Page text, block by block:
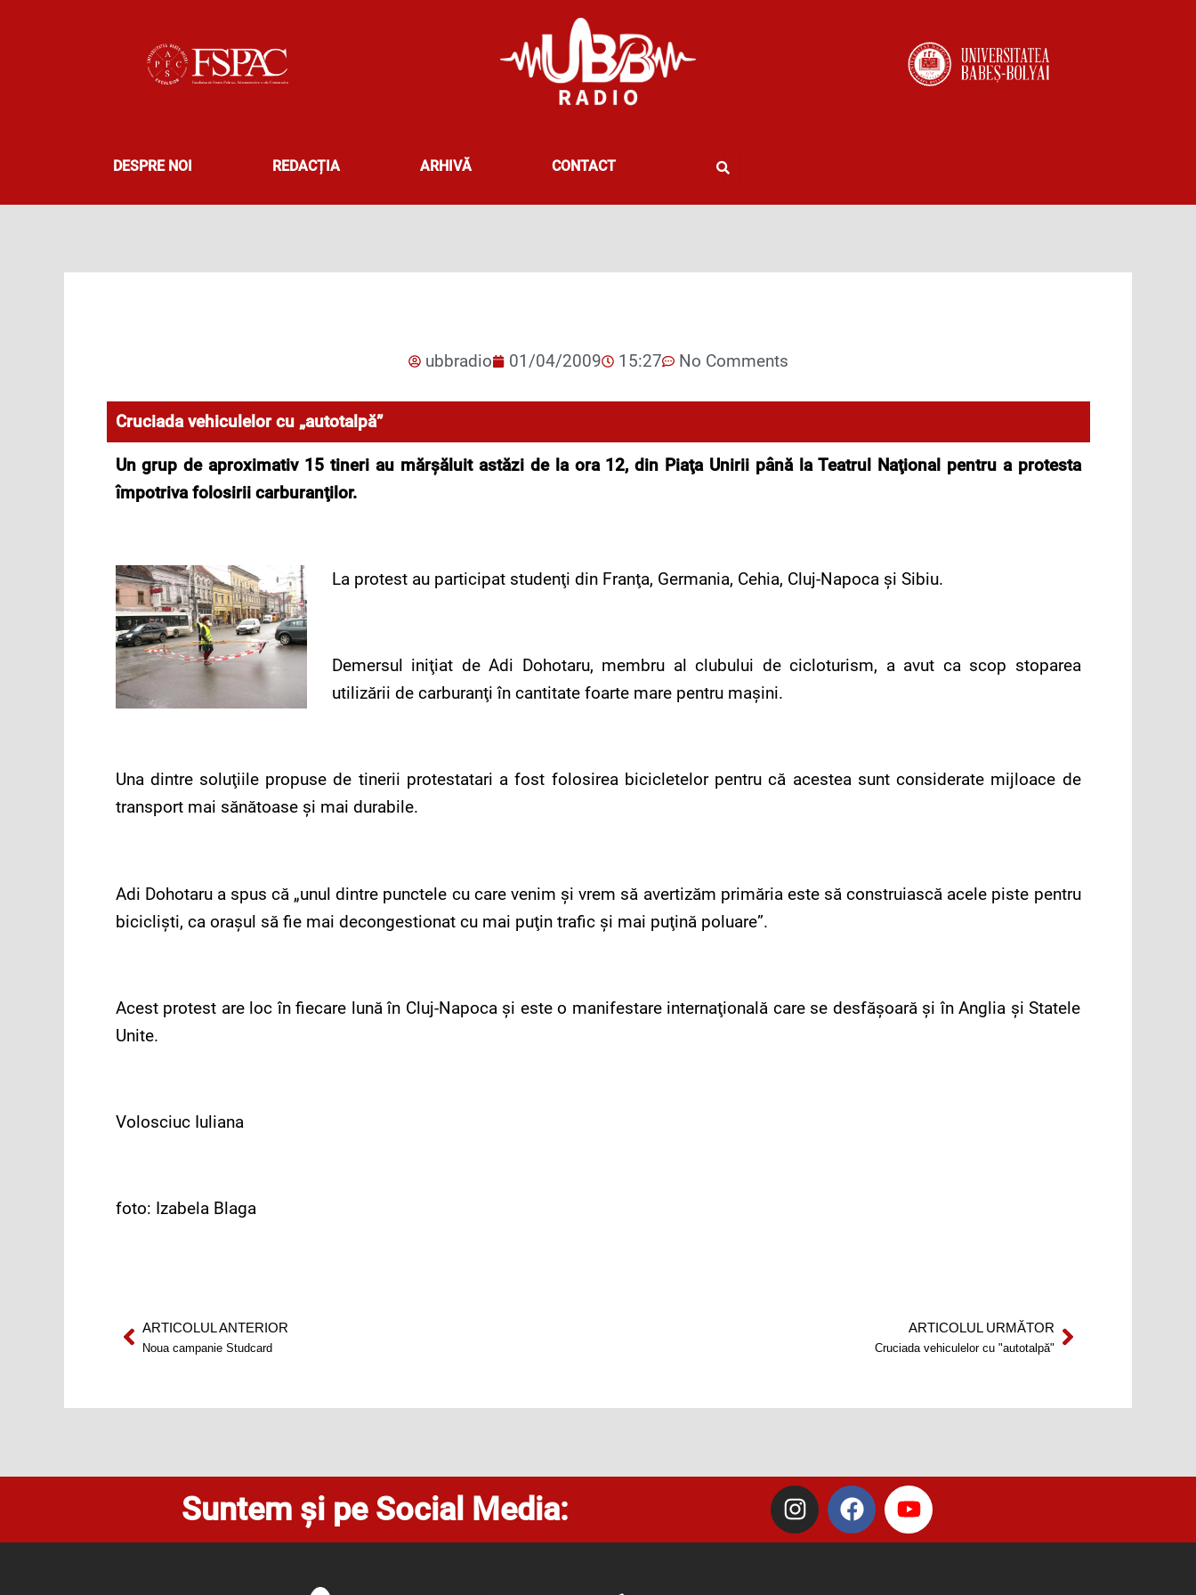
DESPRE NOI REDACȚIA ARHIVĂ CONTACT
ubbradio 01/04/2009 15:27 No Comments
Cruciada vehiculelor cu „autotalpă”
Un grup de aproximativ 15 tineri au mărşăluit astăzi de la ora 12, din Piaţa Unirii până la Teatrul Naţional pentru a protesta
împotriva folosirii carburanţilor.
La protest au participat studenţi din Franţa, Germania, Cehia, Cluj-Napoca şi Sibiu.
Demersul iniţiat de Adi Dohotaru, membru al clubului de cicloturism, a avut ca scop stoparea
utilizării de carburanţi în cantitate foarte mare pentru maşini.
Una dintre soluţiile propuse de tinerii protestatari a fost folosirea bicicletelor pentru că acestea sunt considerate mijloace de
transport mai sănătoase şi mai durabile.
Adi Dohotaru a spus că „unul dintre punctele cu care venim şi vrem să avertizăm primăria este să construiască acele piste pentru
biciclişti, ca oraşul să fie mai decongestionat cu mai puţin trafic şi mai puţină poluare”.
Acest protest are loc în fiecare lună în Cluj-Napoca şi este o manifestare internaţională care se desfăşoară şi în Anglia şi Statele
Unite.
Volosciuc Iuliana
foto: Izabela Blaga
Prev
ARTICOLUL ANTERIOR
Noua campanie Studcard
ARTICOLUL URMĂTOR
Cruciada vehiculelor cu "autotalpă"Next
Suntem și pe Social Media:
I
n
s
F
a
c
Y
o
u